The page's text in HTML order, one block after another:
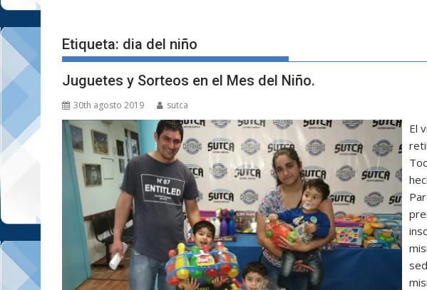
Etiqueta: dia del niño
Juguetes y Sorteos en el Mes del Niño.
30th agosto 2019 sutca
El